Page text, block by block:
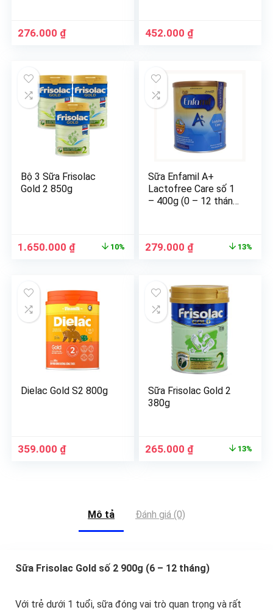
276.000 ₫ 452.000 ₫
Bộ 3 Sữa Frisolac
Gold 2 850g
1.650.000 ₫ 10%
Sữa Enfamil A+
Lactofree Care số 1
– 400g (0 – 12 tháng)
279.000 ₫ 13%
Dielac Gold S2 800g
359.000 ₫
Sữa Frisolac Gold 2
380g
265.000 ₫ 13%
Mô tả Đánh giá (0)
Sữa Frisolac Gold số 2 900g (6 – 12 tháng)
Với trẻ dưới 1 tuổi, sữa đóng vai trò quan trọng và rất